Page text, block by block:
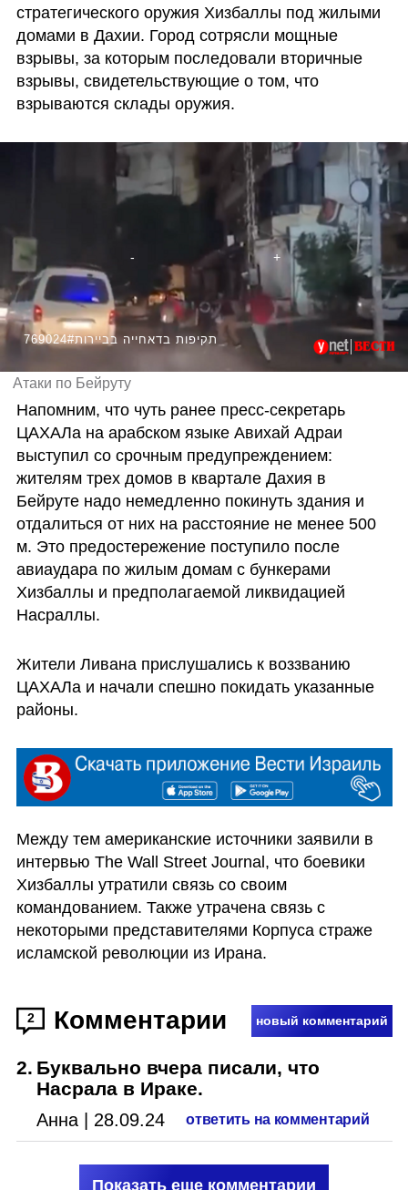
стратегического оружия Хизбаллы под жилыми
домами в Дахии. Город сотрясли мощные
взрывы, за которым последовали вторичные
взрывы, свидетельствующие о том, что
взрываются склады оружия.
769024#תקיפות בדאחייה בביירות
Атаки по Бейруту
Напомним, что чуть ранее пресс-секретарь
ЦАХАЛа на арабском языке Авихай Адраи
выступил со срочным предупреждением:
жителям трех домов в квартале Дахия в
Бейруте надо немедленно покинуть здания и
отдалиться от них на расстояние не менее 500
м. Это предостережение поступило после
авиаудара по жилым домам с бункерами
Хизбаллы и предполагаемой ликвидацией
Насраллы.
Жители Ливана прислушались к воззванию
ЦАХАЛа и начали спешно покидать указанные
районы.
Между тем американские источники заявили в
интервью The Wall Street Journal, что боевики
Хизбаллы утратили связь со своим
командованием. Также утрачена связь с
некоторыми представителями Корпуса страже
исламской революции из Ирана.
2 Комментарии новый комментарий
2. Буквально вчера писали, что
Насрала в Ираке.
Анна 28.09.24 ответить на комментарий
Показать еще комментарии